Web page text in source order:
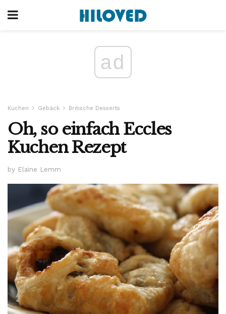
ad
Kuchen Gebäck Britische Desserts
Oh, so einfach Eccles
Kuchen Rezept
by Elaine Lemm